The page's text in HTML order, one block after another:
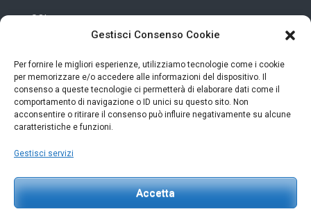
Gestisci Consenso Cookie
Per fornire le migliori esperienze, utilizziamo tecnologie come i cookie
per memorizzare e/o accedere alle informazioni del dispositivo. Il
consenso a queste tecnologie ci permetterà di elaborare dati come il
comportamento di navigazione o ID unici su questo sito. Non
acconsentire o ritirare il consenso può influire negativamente su alcune
caratteristiche e funzioni.
Gestisci servizi
Accetta
SQL
C#
INFORMAZIONI UTILI
scrivi@petarkaran.it